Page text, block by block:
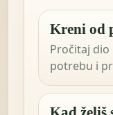
Kreni od
Pročitaj dio
potrebu i